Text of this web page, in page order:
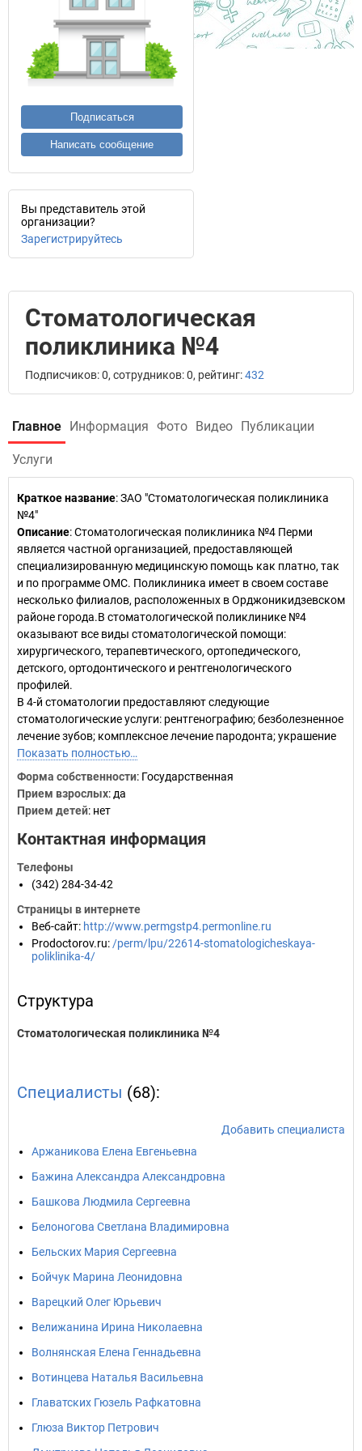
Подписаться
Написать сообщение
Вы представитель этой
организации?
Зарегистрируйтесь
Стоматологическая
поликлиника №4
Подписчиков: 0, сотрудников: 0, рейтинг:432
Главное Информация Фото Видео Публикации
Услуги
Краткое название:ЗАО "Стоматологическая поликлиника
№4"
Описание: Стоматологическая поликлиника №4 Перми
является частной организацией, предоставляющей
специализированную медицинскую помощь как платно, так
и по программе ОМС. Поликлиника имеет в своем составе
несколько филиалов, расположенных в Орджоникидзевском
районе города.В стоматологической поликлинике №4
оказывают все виды стоматологической помощи:
хирургического, терапевтического, ортопедического,
детского, ортодонтического и рентгенологического
профилей.
В 4-й стоматологии предоставляют следующие
стоматологические услуги: рентгенографию; безболезненное
лечение зубов; комплексное лечение пародонта; украшение
Показать полностью…
Форма собственности: Государственная
Прием взрослых: да
Прием детей: нет
Контактная информация
Телефоны
(342) 284-34-42
Страницы в интернете
Веб-сайт: http://www.permgstp4.permonline.ru
Prodoctorov.ru: /perm/lpu/22614-stomatologicheskaya-
poliklinika-4/
Структура
Стоматологическая поликлиника №4
Специалисты (68):
Добавить специалиста
Аржаникова Елена Евгеньевна
Бажина Александра Александровна
Башкова Людмила Сергеевна
Белоногова Светлана Владимировна
Бельских Мария Сергеевна
Бойчук Марина Леонидовна
Варецкий Олег Юрьевич
Велижанина Ирина Николаевна
Волнянская Елена Геннадьевна
Вотинцева Наталья Васильевна
Главатских Гюзель Рафкатовна
Глюза Виктор Петрович